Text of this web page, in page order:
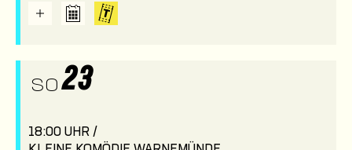
SO 23
18:00 UHR /